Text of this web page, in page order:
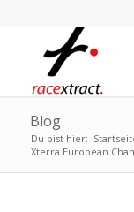
Blog
Du bist hier:
Xterra European